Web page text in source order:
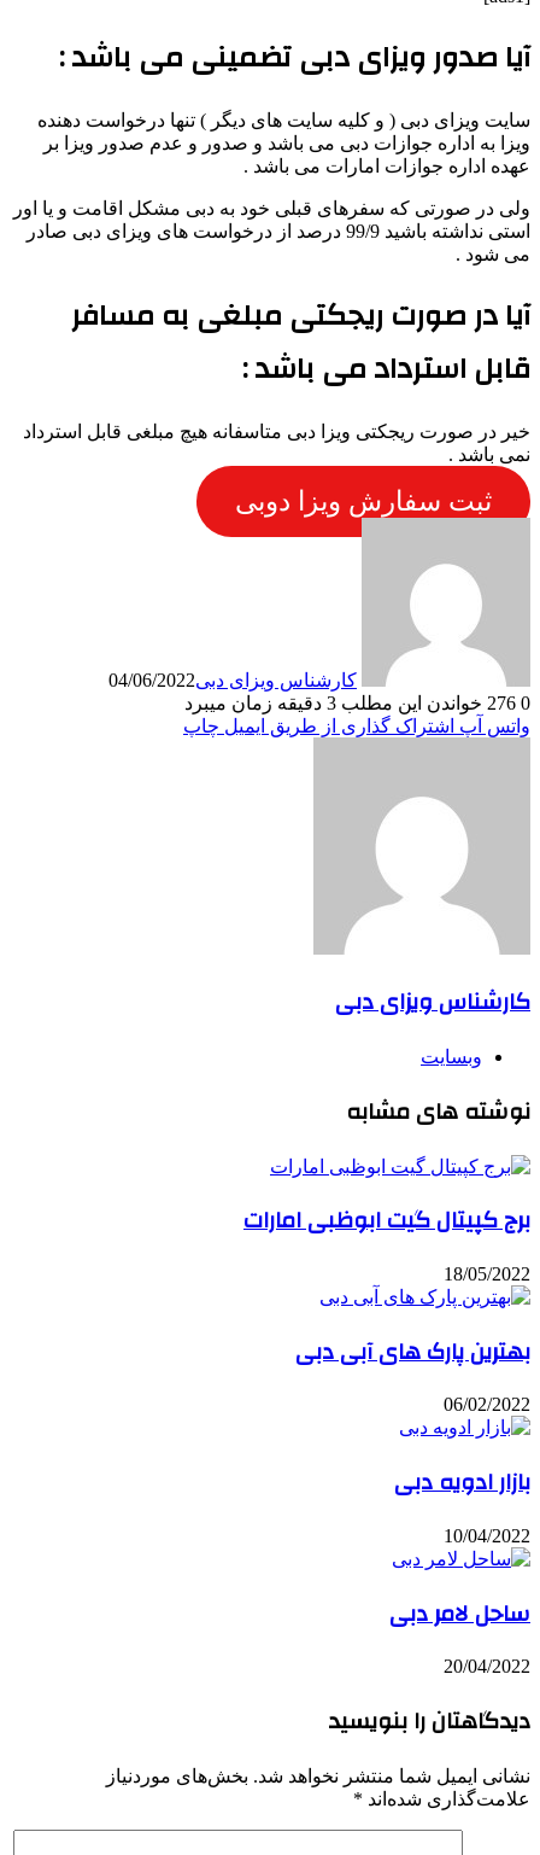
آیا صدور ویزای دبی تضمینی می باشد :
سایت ویزای دبی ( و کلیه سایت های دیگر ) تنها درخواست دهنده
ویزا به اداره جوازات دبی می باشد و صدور و عدم صدور ویزا بر
عهده اداره جوازات امارات می باشد .
ولی در صورتی که سفرهای قبلی خود به دبی مشکل اقامت و یا اور
استی نداشته باشید 99/9 درصد از درخواست های ویزای دبی صادر
می شود .
آیا در صورت ریجکتی مبلغی به مسافر
قابل استرداد می باشد :
خیر در صورت ریجکتی ویزا دبی متاسفانه هیچ مبلغی قابل استرداد
نمی باشد .
ثبت سفارش ویزا دوبی
کارشناس ویزای دبی04/06/2022
0
خواندن این مطلب 3 دقیقه زمان میبرد
واتس آپ اشتراک گذاری از طریق ایمیل چاپ
کارشناس ویزای دبی
وبسایت
نوشته های مشابه
برج کپیتال گیت ابوظبی امارات
18/05/2022
بهترین پارک های آبی دبی
06/02/2022
بازار ادویه دبی
10/04/2022
ساحل لامر دبی
20/04/2022
دیدگاهتان را بنویسید
نشانی ایمیل شما منتشر نخواهد شد. بخش‌های موردنیاز
علامت‌گذاری شده‌اند *